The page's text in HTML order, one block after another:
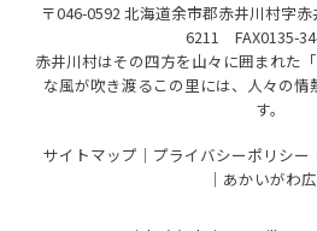
〒046-0592 北海道余市郡赤井川村字
6211 FAX0135-
赤井川村はその四方を山々に囲まれた
な風が吹き渡るこの里には、人々の情
す。
サイトマップ
プライバシーポリシー
あかいがわ